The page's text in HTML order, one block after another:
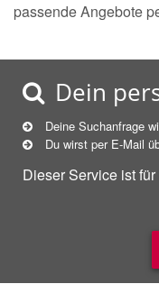
passende Angebote
Dein
Deine Suchanfrage
Du wirst per E-Mail
Dieser Service ist